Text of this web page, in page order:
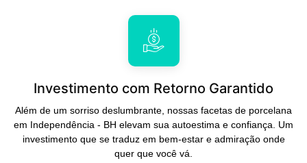
Investimento com Retorno Garantido
Além de um sorriso deslumbrante, nossas facetas de porcelana
em Independência - BH elevam sua autoestima e confiança. Um
investimento que se traduz em bem-estar e admiração onde
quer que você vá.